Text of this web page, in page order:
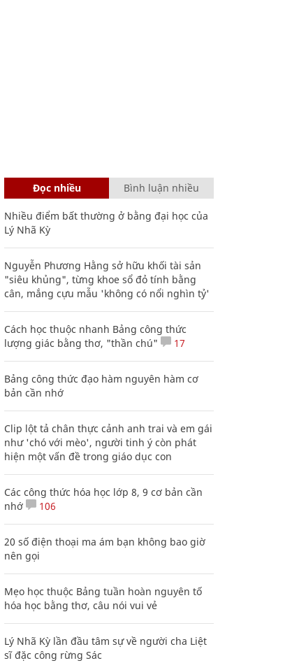
Đọc nhiều Bình luận nhiều
Nhiều điểm bất thường ở bằng đại học của
Lý Nhã Kỳ
Nguyễn Phương Hằng sở hữu khối tài sản
"siêu khủng", từng khoe sổ đỏ tính bằng
cân, mắng cựu mẫu 'không có nổi nghìn tỷ'
Cách học thuộc nhanh Bảng công thức
lượng giác bằng thơ, "thần chú"
17
Bảng công thức đạo hàm nguyên hàm cơ
bản cần nhớ
Clip lột tả chân thực cảnh anh trai và em gái
như 'chó với mèo', người tinh ý còn phát
hiện một vấn đề trong giáo dục con
Các công thức hóa học lớp 8, 9 cơ bản cần
nhớ
106
20 số điện thoại ma ám bạn không bao giờ
nên gọi
Mẹo học thuộc Bảng tuần hoàn nguyên tố
hóa học bằng thơ, câu nói vui vẻ
Lý Nhã Kỳ lần đầu tâm sự về người cha Liệt
sĩ đặc công rừng Sác